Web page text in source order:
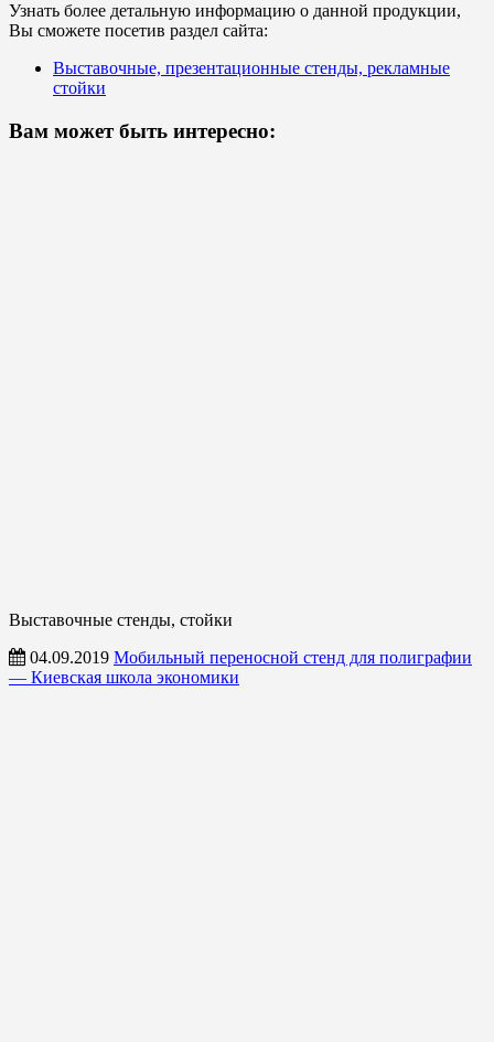
Узнать более детальную информацию о данной продукции,
Вы сможете посетив раздел сайта:
Выставочные, презентационные стенды, рекламные
стойки
Вам может быть интересно:
Выставочные стенды, стойки
04.09.2019 Мобильный переносной стенд для полиграфии
— Киевская школа экономики